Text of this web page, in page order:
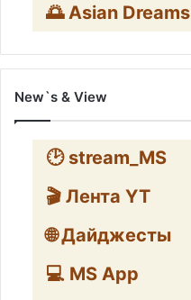
🌅 Asian Dreams
New`s & View
🕑 stream_MS
🎬 Лента YT
🌐 Дайджесты
💻 MS App